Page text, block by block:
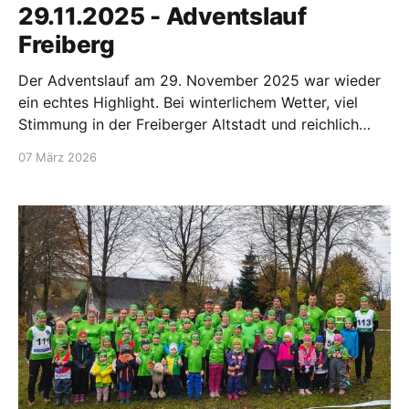
29.11.2025 - Adventslauf
Freiberg
Der Adventslauf am 29. November 2025 war wieder
ein echtes Highlight. Bei winterlichem Wetter, viel
Stimmung in der Freiberger Altstadt und reichlich
Bedingungen für einen sportlichen Start in die
Läufer vom SV Großwaltersdorf waren mehrere
Sportler am Start
07 März 2026